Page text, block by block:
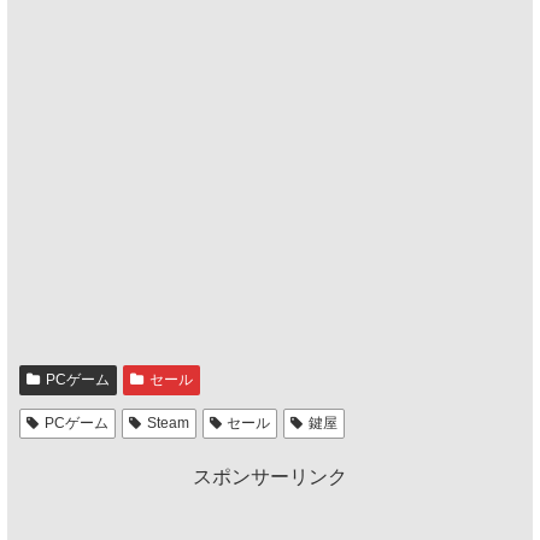
PCゲーム セール
PCゲーム Steam セール 鍵屋
スポンサーリンク